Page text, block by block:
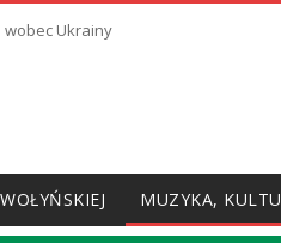
wobec Ukrainy
MUZYKA,